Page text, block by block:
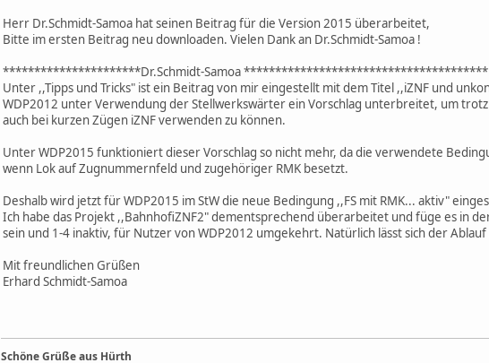
Herr Dr.Schmidt-Samoa hat seinen Beitrag für die Version 2015 überarbeitet,
Bitte im ersten Beitrag neu downloaden. Vielen Dank an Dr.Schmidt-Samoa !
**********************Dr.Schmidt-Samoa ***************************************
Unter ,,Tipps und Tricks" ist ein Beitrag von mir eingestellt mit dem Titel ,,iZNF und
WDP2012 unter Verwendung der Stellwerkswärter ein Vorschlag unterbreitet, um
auch bei kurzen Zügen iZNF verwenden zu können.
Unter WDP2015 funktioniert dieser Vorschlag so nicht mehr, da die verwendete
wenn Lok auf Zugnummernfeld und zugehöriger RMK besetzt.
Deshalb wird jetzt für WDP2015 im StW die neue Bedingung ,,FS mit RMK... aktiv"
Ich habe das Projekt ,,BahnhofiZNF2" dementsprechend überarbeitet und füge es in
sein und 1-4 inaktiv, für Nutzer von WDP2012 umgekehrt. Natürlich lässt sich der
Mit freundlichen Grüßen
Erhard Schmidt-Samoa
Schöne Grüße aus Hürth